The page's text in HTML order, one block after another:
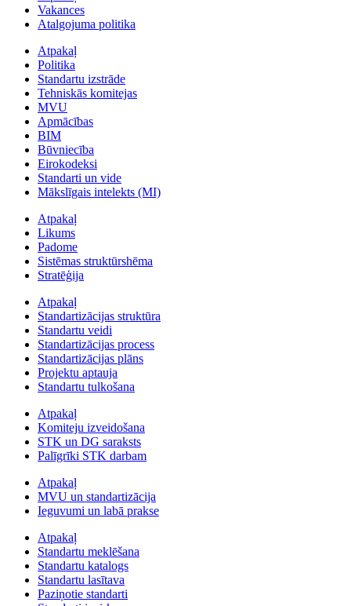
Vakances
Atalgojuma politika
Atpakaļ
Politika
Standartu izstrāde
Tehniskās komitejas
MVU
Apmācības
BIM
Būvniecība
Eirokodeksi
Standarti un vide
Mākslīgais intelekts (MI)
Atpakaļ
Likums
Padome
Sistēmas struktūrshēma
Stratēģija
Atpakaļ
Standartizācijas struktūra
Standartu veidi
Standartizācijas process
Standartizācijas plāns
Projektu aptauja
Standartu tulkošana
Atpakaļ
Komiteju izveidošana
STK un DG saraksts
Palīgrīki STK darbam
Atpakaļ
MVU un standartizācija
Ieguvumi un labā prakse
Atpakaļ
Standartu meklēšana
Standartu katalogs
Standartu lasītava
Paziņotie standarti